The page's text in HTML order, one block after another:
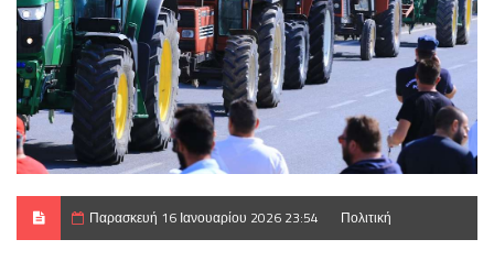
Παρασκευή 16 Ιανουαρίου 2026 23:54 Πολιτική